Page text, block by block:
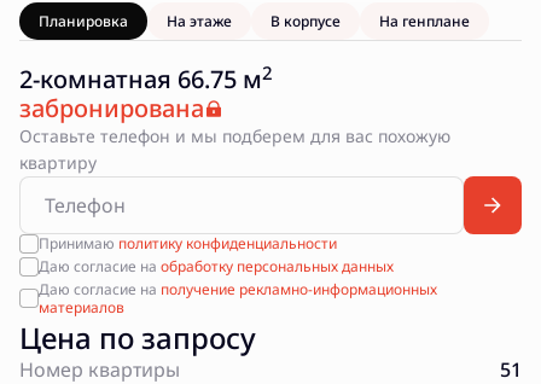
Планировка На этаже В корпусе На генплане
2-комнатная 66.75 м2
забронирована
Оставьте телефон и мы подберем для вас похожую
квартиру
Принимаю политику конфиденциальности
Даю согласие на обработку персональных данных
Даю согласие на получение рекламно-информационных
материалов
Цена по запросу
Номер квартиры 51